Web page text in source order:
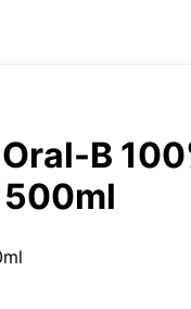
B
500ml